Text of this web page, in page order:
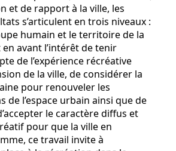
et de rapport à la ville, les
s’articulent en trois niveaux :
humain et le territoire de la
avant l’intérêt de tenir
de l’expérience récréative
de la ville, de considérer la
pour renouveler les
de l’espace urbain ainsi que de
le caractère diffus et
pour que la ville en
ce travail invite à